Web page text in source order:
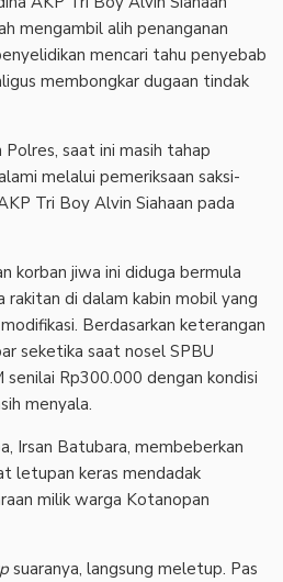
mengambil alih penanganan
mencari tahu penyebab
membongkar dugaan tindak
saat ini masih tahap
melalui pemeriksaan saksi-
Tri Boy Alvin Siahaan pada
korban jiwa ini diduga bermula
di dalam kabin mobil yang
Berdasarkan keterangan
seketika saat nosel SPBU
Rp300.000 dengan kondisi
menyala.
Irsan Batubara, membeberkan
letupan keras mendadak
milik warga Kotanopan
suaranya, langsung meletup. Pas